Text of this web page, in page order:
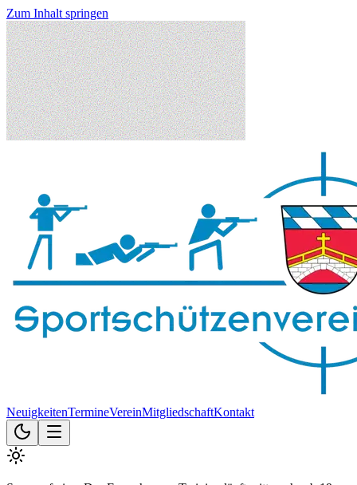
Zum Inhalt springen
NeuigkeitenTermineVereinMitgliedschaftKontakt